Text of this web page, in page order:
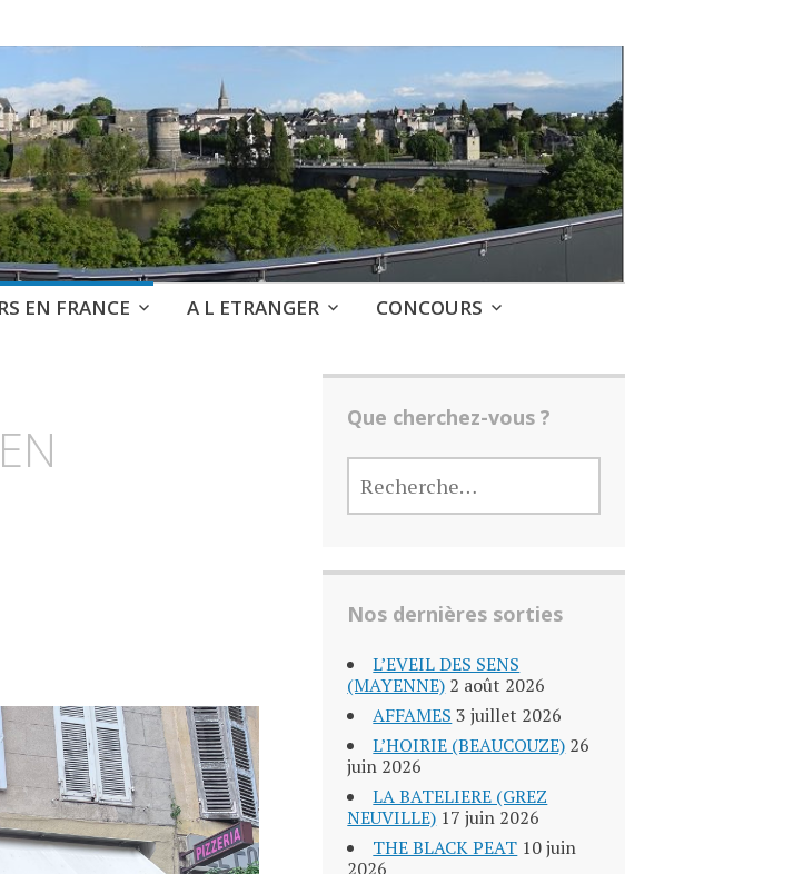
EN FRANCE A L ETRANGER CONCOURS
Que cherchez-vous ?
RECHERCHER :
Nos dernières sorties
L’EVEIL DES SENS
(MAYENNE) 2 août 2026
AFFAMES 3 juillet 2026
L’HOIRIE (BEAUCOUZE) 26
juin 2026
LA BATELIERE (GREZ
NEUVILLE) 17 juin 2026
THE BLACK PEAT 10 juin
2026